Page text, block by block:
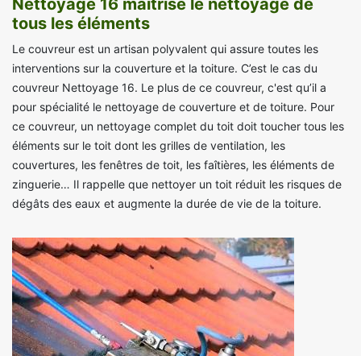
Nettoyage 16 maitrise le nettoyage de
tous les éléments
Le couvreur est un artisan polyvalent qui assure toutes les
interventions sur la couverture et la toiture. C’est le cas du
couvreur Nettoyage 16. Le plus de ce couvreur, c'est qu’il a
pour spécialité le nettoyage de couverture et de toiture. Pour
ce couvreur, un nettoyage complet du toit doit toucher tous les
éléments sur le toit dont les grilles de ventilation, les
couvertures, les fenêtres de toit, les faîtières, les éléments de
zinguerie… Il rappelle que nettoyer un toit réduit les risques de
dégâts des eaux et augmente la durée de vie de la toiture.